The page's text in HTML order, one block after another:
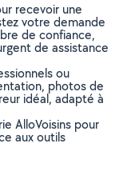
recevoir une
votre demande
de confiance,
de assistance
ou
photos de
idéal, adapté à
AlloVoisins pour
aux outils